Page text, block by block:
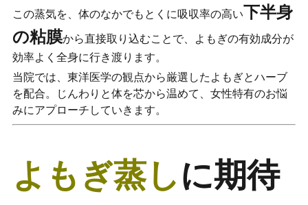
この蒸気を、体のなかでもとくに吸収率の高い下半身
の粘膜から直接取り込むことで、よもぎの有効成分が
効率よく全身に行き渡ります。
当院では、東洋医学の観点から厳選したよもぎとハーブ
を配合。じんわりと体を芯から温めて、女性特有のお悩
みにアプローチしていきます。
よもぎ蒸しに期待